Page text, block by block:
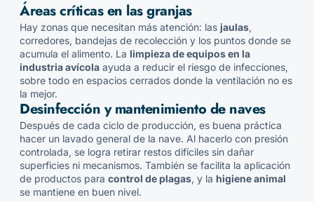
Áreas críticas en las granjas
Hay zonas que necesitan más atención: las jaulas,
corredores, bandejas de recolección y los puntos donde se
acumula el alimento. La limpieza de equipos en la
industria avícola ayuda a reducir el riesgo de infecciones,
sobre todo en espacios cerrados donde la ventilación no es
la mejor.
Desinfección y mantenimiento de naves
Después de cada ciclo de producción, es buena práctica
hacer un lavado general de la nave. Al hacerlo con presión
controlada, se logra retirar restos difíciles sin dañar
superficies ni mecanismos. También se facilita la aplicación
de productos para control de plagas, y la higiene animal
se mantiene en buen nivel.